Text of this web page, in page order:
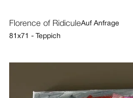
Florence of RidiculeAuf Anfrage
81x71 - Teppich